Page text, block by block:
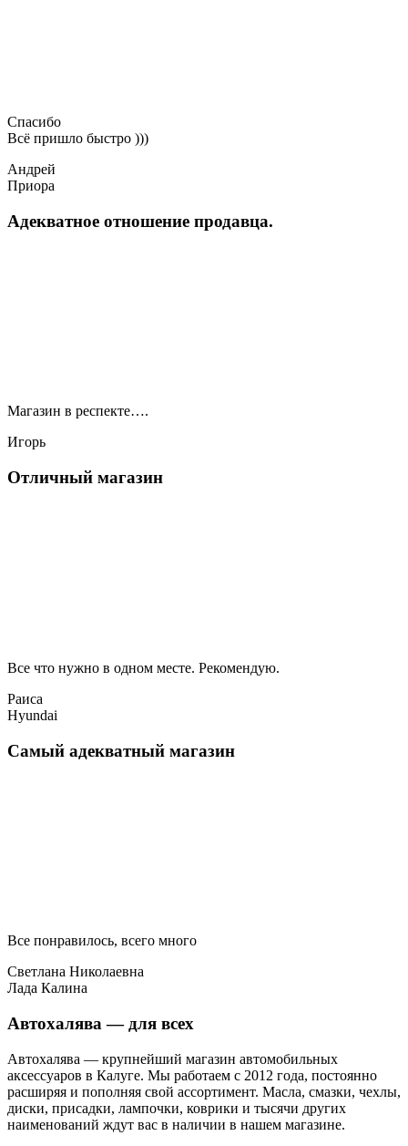
Спасибо
Всё пришло быстро )))
Андрей
Приора
Адекватное отношение продавца.
Магазин в респекте….
Игорь
Отличный магазин
Все что нужно в одном месте. Рекомендую.
Раиса
Hyundai
Самый адекватный магазин
Все понравилось, всего много
Светлана Николаевна
Лада Калина
Автохалява — для всех
Автохалява — крупнейший магазин автомобильных
аксессуаров в Калуге. Мы работаем с 2012 года, постоянно
расширяя и пополняя свой ассортимент. Масла, смазки, чехлы,
диски, присадки, лампочки, коврики и тысячи других
наименований ждут вас в наличии в нашем магазине.